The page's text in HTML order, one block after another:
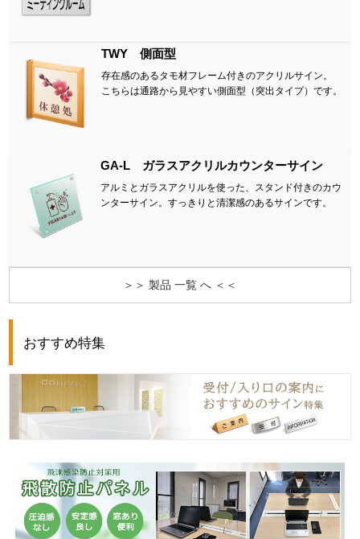
TWY 側面型
存在感のあるタモ材フレーム付きのアクリルサイン。
こちらは通路から見やすい側面型（突出タイプ）です。
GA-L ガラスアクリルカウンターサイン
アルミとガラスアクリルを使った、スタンド付きのカウ
ンターサイン。すっきりと清潔感のあるサインです。
＞＞ 製品 一覧 へ ＜＜
おすすめ特集